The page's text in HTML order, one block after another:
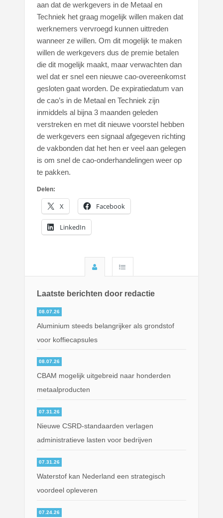
aan dat de werkgevers in de Metaal en
Techniek het graag mogelijk willen maken dat
werknemers vervroegd kunnen uittreden
wanneer ze willen. Om dit mogelijk te maken
willen de werkgevers dus de premie betalen
die dit mogelijk maakt, maar verwachten dan
wel dat er snel een nieuwe cao-overeenkomst
gesloten gaat worden. De expiratiedatum van
de cao’s in de Metaal en Techniek zijn
inmiddels al bijna 3 maanden geleden
verstreken en met dit nieuwe voorstel hebben
de werkgevers een signaal afgegeven richting
de vakbonden dat het hen er veel aan gelegen
is om snel de cao-onderhandelingen weer op
te pakken.
Delen:
X Facebook
LinkedIn
Laatste berichten door redactie
08.07.26
Aluminium steeds belangrijker als grondstof
voor koffiecapsules
08.07.26
CBAM mogelijk uitgebreid naar honderden
metaalproducten
07.31.26
Nieuwe CSRD-standaarden verlagen
administratieve lasten voor bedrijven
07.31.26
Waterstof kan Nederland een strategisch
voordeel opleveren
07.24.26